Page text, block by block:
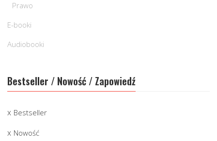
Prawo
E-booki
Audiobooki
Bestseller / Nowość / Zapowiedź
Bestseller
Nowość